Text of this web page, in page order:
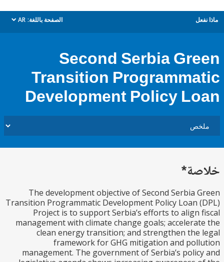
الصفحة باللغة: AR
dropdown
Second Serbia
Transition
Development Policy
The development objective of Second Serbia
Transition Programmatic Development Policy Loan
Project is to support Serbia’s efforts to
management with climate change goals;
clean energy transition; and strengthen
framework for GHG mitigation and
management. The government of Serbia’s